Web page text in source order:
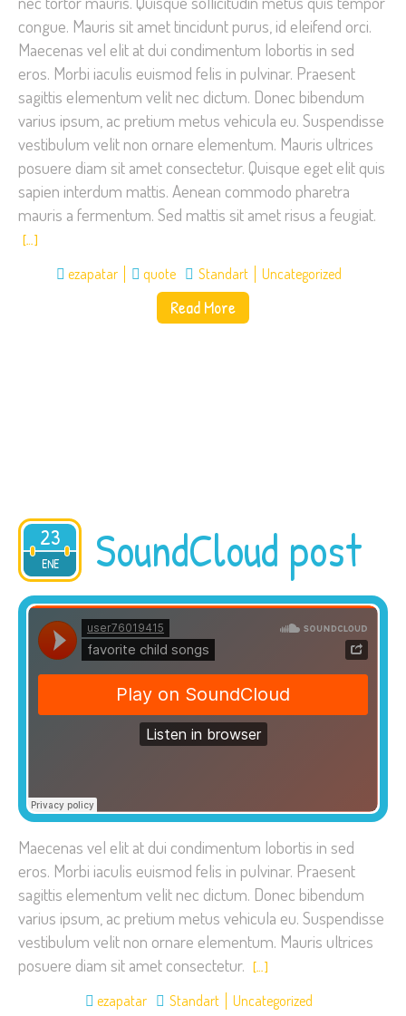
congue. Mauris sit amet tincidunt purus, id eleifend orci.
Maecenas vel elit at dui condimentum lobortis in sed
eros. Morbi iaculis euismod felis in pulvinar. Praesent
sagittis elementum velit nec dictum. Donec bibendum
varius ipsum, ac pretium metus vehicula eu. Suspendisse
vestibulum velit non ornare elementum. Mauris ultrices
posuere diam sit amet consectetur. Quisque eget elit quis
sapien interdum mattis. Aenean commodo pharetra
mauris a fermentum. Sed mattis sit amet risus a feugiat.
[…]
ezapatar quote Standart Uncategorized
Read More
23
ENE
2015 SoundCloud post
Maecenas vel elit at dui condimentum lobortis in sed
eros. Morbi iaculis euismod felis in pulvinar. Praesent
sagittis elementum velit nec dictum. Donec bibendum
varius ipsum, ac pretium metus vehicula eu. Suspendisse
vestibulum velit non ornare elementum. Mauris ultrices
posuere diam sit amet consectetur. […]
ezapatar Standart Uncategorized